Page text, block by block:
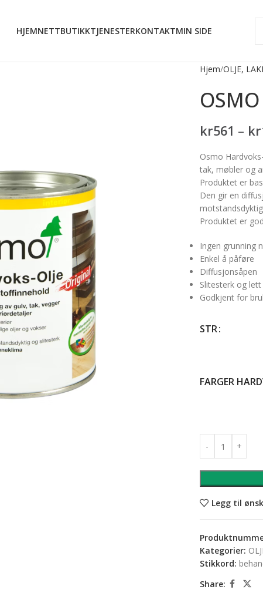
HJEMNETTBUTIKKTJENESTERKONTAKTMIN SIDE
Hjem OLJE,
kr561 – kr
Osmo
tak, møbler og
Produktet er
Den gir en
Produktet er
Ingen grunning
Enkel å påføre
Diffusjonsåpen
Slitesterk og
Godkjent for
STR
FARGER
Legg til
Kategorier:
Stikkord:
Share: